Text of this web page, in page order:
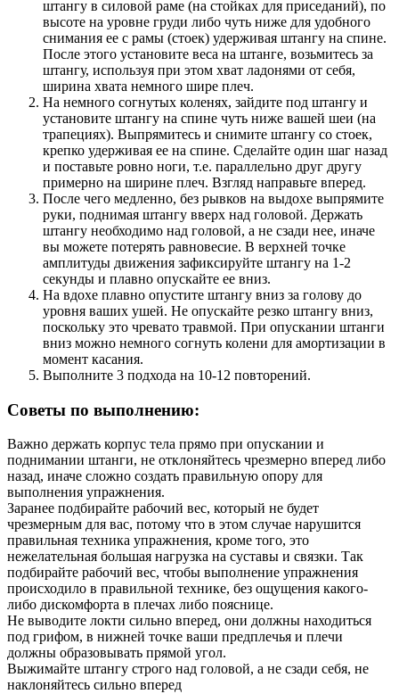
штангу в силовой раме (на стойках для приседаний), по
высоте на уровне груди либо чуть ниже для удобного
снимания ее с рамы (стоек) удерживая штангу на спине.
После этого установите веса на штанге, возьмитесь за
штангу, используя при этом хват ладонями от себя,
ширина хвата немного шире плеч.
На немного согнутых коленях, зайдите под штангу и
установите штангу на спине чуть ниже вашей шеи (на
трапециях). Выпрямитесь и снимите штангу со стоек,
крепко удерживая ее на спине. Сделайте один шаг назад
и поставьте ровно ноги, т.е. параллельно друг другу
примерно на ширине плеч. Взгляд направьте вперед.
После чего медленно, без рывков на выдохе выпрямите
руки, поднимая штангу вверх над головой. Держать
штангу необходимо над головой, а не сзади нее, иначе
вы можете потерять равновесие. В верхней точке
амплитуды движения зафиксируйте штангу на 1-2
секунды и плавно опускайте ее вниз.
На вдохе плавно опустите штангу вниз за голову до
уровня ваших ушей. Не опускайте резко штангу вниз,
поскольку это чревато травмой. При опускании штанги
вниз можно немного согнуть колени для амортизации в
момент касания.
Выполните 3 подхода на 10-12 повторений.
Советы по выполнению:
Важно держать корпус тела прямо при опускании и
поднимании штанги, не отклоняйтесь чрезмерно вперед либо
назад, иначе сложно создать правильную опору для
выполнения упражнения.
Заранее подбирайте рабочий вес, который не будет
чрезмерным для вас, потому что в этом случае нарушится
правильная техника упражнения, кроме того, это
нежелательная большая нагрузка на суставы и связки. Так
подбирайте рабочий вес, чтобы выполнение упражнения
происходило в правильной технике, без ощущения какого-
либо дискомфорта в плечах либо пояснице.
Не выводите локти сильно вперед, они должны находиться
под грифом, в нижней точке ваши предплечья и плечи
должны образовывать прямой угол.
Выжимайте штангу строго над головой, а не сзади себя, не
наклоняйтесь сильно вперед